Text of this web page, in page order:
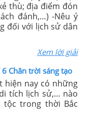
thù; địa điểm đón
đánh,…) -Nêu ý
đối với lịch sử dân
Xem lời giải
Chân trời sáng tạo
hiện nay có những
tích lịch sử,… nào
tộc trong thời Bắc